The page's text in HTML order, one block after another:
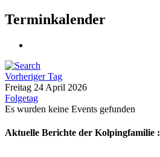
Terminkalender
Vorheriger Tag
Freitag 24 April 2026
Folgetag
Es wurden keine Events gefunden
Aktuelle Berichte der Kolpingfamilie :